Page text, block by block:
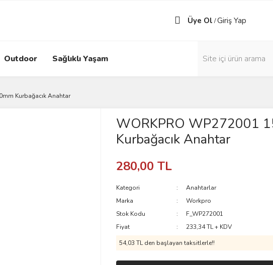
Üye Ol /Giriş Yap
Outdoor Sağlıklı Yaşam
Kurbağacık Anahtar
WORKPRO WP272001
Kurbağacık Anahtar
280,00 TL
Kategori
Anahtarlar
Marka
Workpro
Stok Kodu
F_WP272001
Fiyat
233,34 TL + KDV
54,03 TL den başlayan taksitlerle!!